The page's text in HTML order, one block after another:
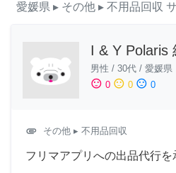
愛媛県 ▸ その他 ▸ 不用品回収
I & Y Polaris
男性 / 30代 / 愛媛県
sentiment_satisfied 0 sentiment_neutral 0 sentiment_dissatisfied 0
attachment その他 ▸ 不用品回収
フリマアプリへの出品代行を